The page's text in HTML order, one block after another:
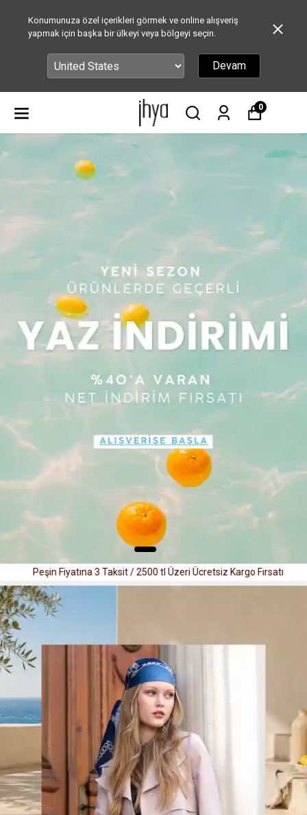
Konumunuza özel içerikleri görmek ve online alışveriş
yapmak için başka bir ülkeyi veya bölgeyi seçin.
Devam
0
Peşin Fiyatına 3 Taksit / 2500 tl Üzeri Ücretsiz Kargo Fırsatı